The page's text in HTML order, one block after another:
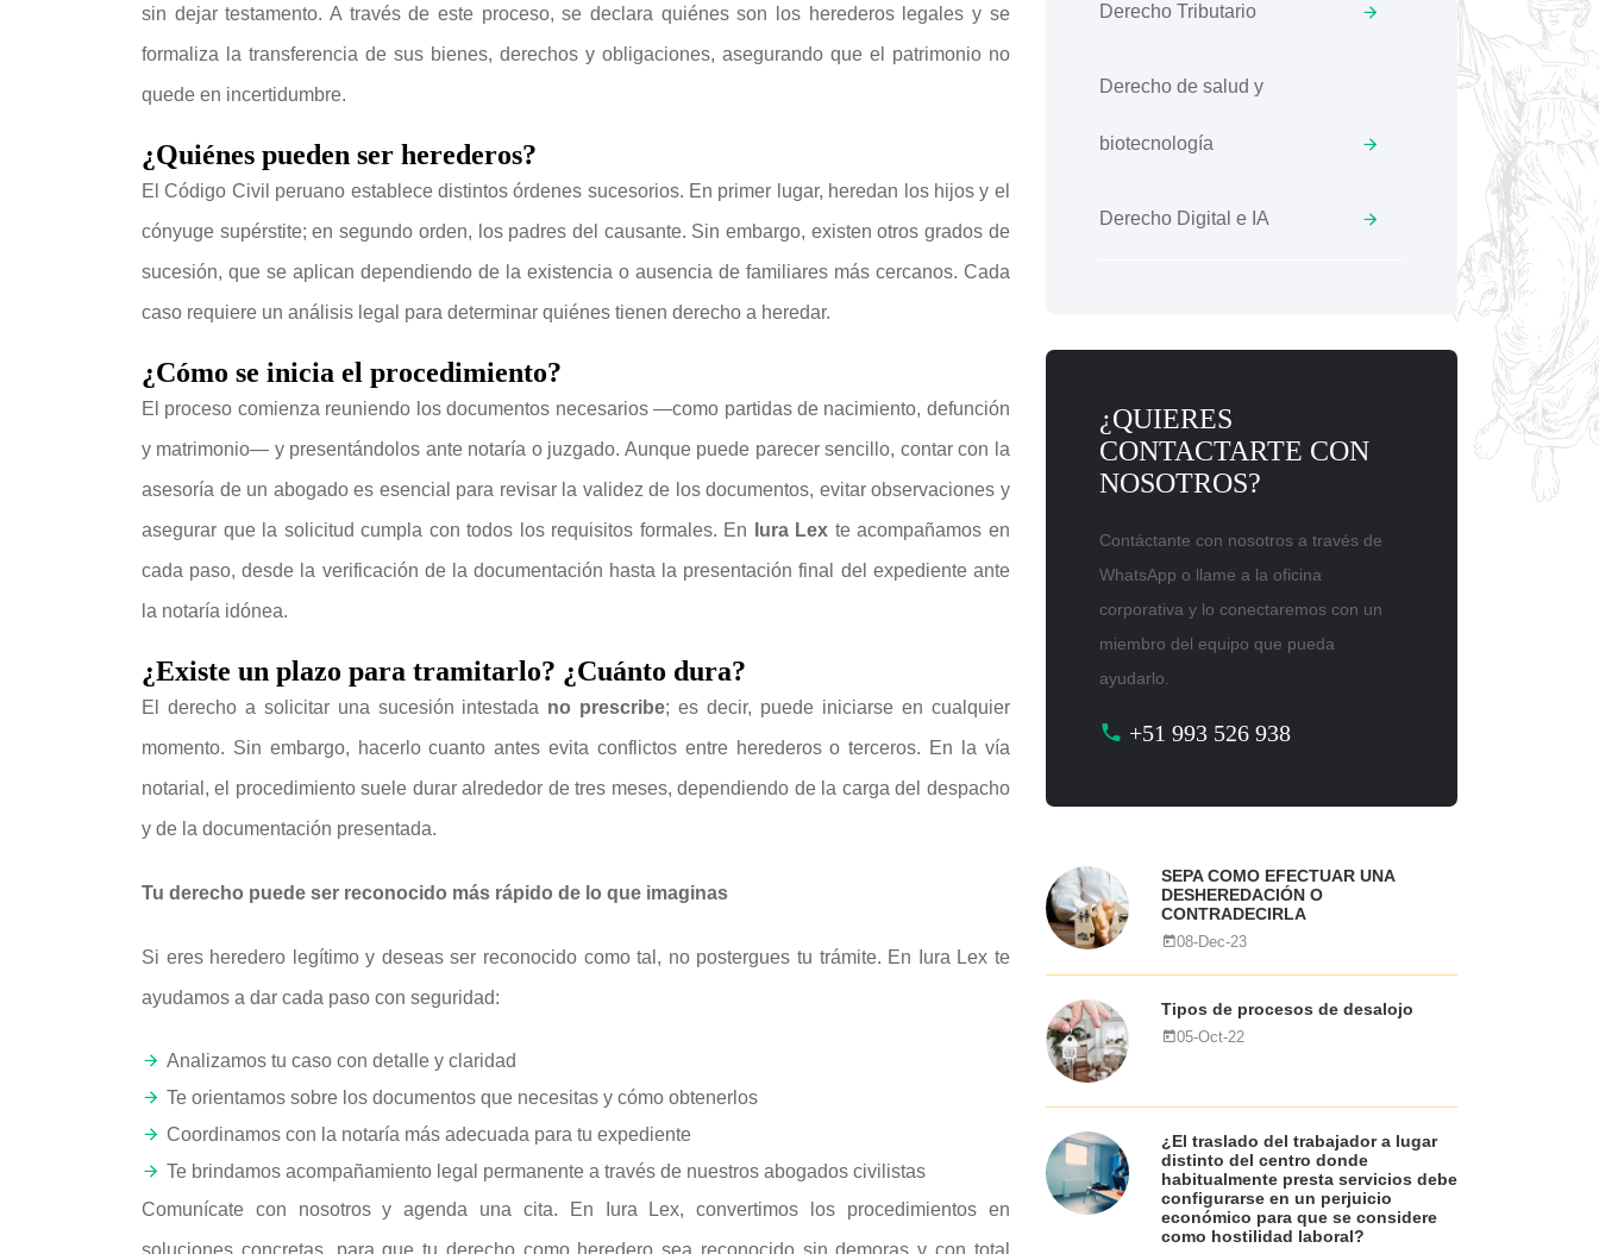
sin dejar testamento. A través de este proceso, se declara quiénes son los herederos legales y se
formaliza la transferencia de sus bienes, derechos y obligaciones, asegurando que el patrimonio no
quede en incertidumbre.
¿Quiénes pueden ser herederos?
El Código Civil peruano establece distintos órdenes sucesorios. En primer lugar, heredan los hijos y el
cónyuge supérstite; en segundo orden, los padres del causante. Sin embargo, existen otros grados de
sucesión, que se aplican dependiendo de la existencia o ausencia de familiares más cercanos. Cada
caso requiere un análisis legal para determinar quiénes tienen derecho a heredar.
¿Cómo se inicia el procedimiento?
El proceso comienza reuniendo los documentos necesarios —como partidas de nacimiento, defunción
y matrimonio— y presentándolos ante notaría o juzgado. Aunque puede parecer sencillo, contar con la
asesoría de un abogado es esencial para revisar la validez de los documentos, evitar observaciones y
asegurar que la solicitud cumpla con todos los requisitos formales. En
Iura Lex te acompañamos en
cada paso, desde la verificación de la documentación hasta la presentación final del expediente ante
la notaría idónea.
¿Existe un plazo para tramitarlo? ¿Cuánto dura?
El derecho a solicitar una sucesión intestada no prescribe; es decir, puede iniciarse en cualquier
momento. Sin embargo, hacerlo cuanto antes evita conflictos entre herederos o terceros. En la vía
notarial, el procedimiento suele durar alrededor de tres meses, dependiendo de la carga del despacho
y de la documentación presentada.
Tu derecho puede ser reconocido más rápido de lo que imaginas
Si eres heredero legítimo y deseas ser reconocido como tal, no postergues tu trámite. En Iura Lex te
ayudamos a dar cada paso con seguridad:
Analizamos tu caso con detalle y claridad
Te orientamos sobre los documentos que necesitas y cómo obtenerlos
Coordinamos con la notaría más adecuada para tu expediente
Te brindamos acompañamiento legal permanente a través de nuestros abogados civilistas
Comunícate con nosotros y agenda una cita. En Iura Lex, convertimos los procedimientos en
soluciones concretas, para que tu derecho como heredero sea reconocido sin demoras y con total
Derecho Tributario
Derecho de salud y
biotecnología
Derecho Digital e IA
¿QUIERES
CONTACTARTE CON
NOSOTROS?
Contáctante con nosotros a través de
WhatsApp o llame a la oficina
corporativa y lo conectaremos con un
miembro del equipo que pueda
ayudarlo.
+51 993 526 938
SEPA COMO EFECTUAR UNA
DESHEREDACIÓN O
CONTRADECIRLA
08-Dec-23
Tipos de procesos de desalojo
05-Oct-22
¿El traslado del trabajador a lugar
distinto del centro donde
habitualmente presta servicios debe
configurarse en un perjuicio
económico para que se considere
como hostilidad laboral?